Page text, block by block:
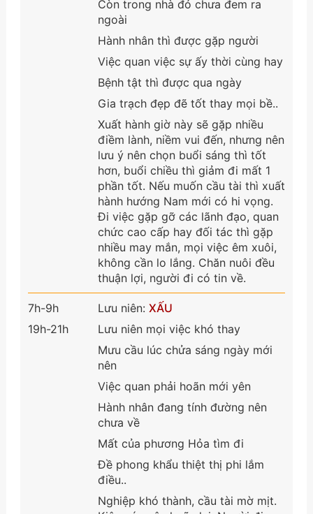
Còn trong nhà đó chưa đem ra
ngoài
Hành nhân thì được gặp người
Việc quan việc sự ấy thời cùng hay
Bệnh tật thì được qua ngày
Gia trạch đẹp đẽ tốt thay mọi bề..
Xuất hành giờ này sẽ gặp nhiều
điềm lành, niềm vui đến, nhưng nên
lưu ý nên chọn buổi sáng thì tốt
hơn, buổi chiều thì giảm đi mất 1
phần tốt. Nếu muốn cầu tài thì xuất
hành hướng Nam mới có hi vọng.
Đi việc gặp gỡ các lãnh đạo, quan
chức cao cấp hay đối tác thì gặp
nhiều may mắn, mọi việc êm xuôi,
không cần lo lắng. Chăn nuôi đều
thuận lợi, người đi có tin về.
7h-9h
19h-21h
Lưu niên: XẤU
Lưu niên mọi việc khó thay
Mưu cầu lúc chửa sáng ngày mới
nên
Việc quan phải hoãn mới yên
Hành nhân đang tính đường nên
chưa về
Mất của phương Hỏa tìm đi
Đề phong khẩu thiệt thị phi lắm
điều..
Nghiệp khó thành, cầu tài mờ mịt.